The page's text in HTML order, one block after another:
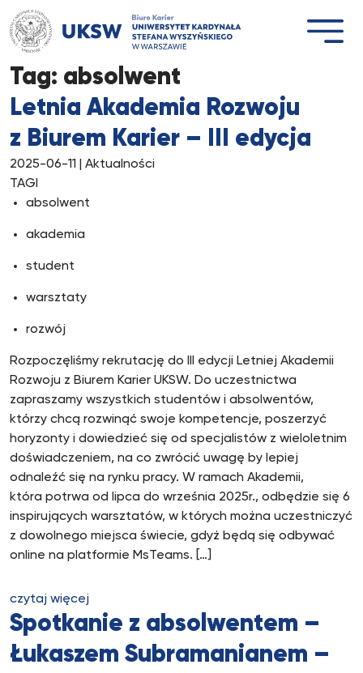
Przejdź
do
treści
Tag: absolwent
Letnia Akademia Rozwoju
z Biurem Karier – III edycja
2025-06-11
| Aktualności
TAGI
absolwent
akademia
student
warsztaty
rozwój
Rozpoczęliśmy rekrutację do III edycji Letniej Akademii
Rozwoju z Biurem Karier UKSW. Do uczestnictwa
zapraszamy wszystkich studentów i absolwentów,
którzy chcą rozwinąć swoje kompetencje, poszerzyć
horyzonty i dowiedzieć się od specjalistów z wieloletnim
doświadczeniem, na co zwrócić uwagę by lepiej
odnaleźć się na rynku pracy. W ramach Akademii,
która potrwa od lipca do września 2025r., odbędzie się 6
inspirujących warsztatów, w których można uczestniczyć
z dowolnego miejsca świecie, gdyż będą się odbywać
online na platformie MsTeams. […]
czytaj więcej
Spotkanie z absolwentem –
Łukaszem Subramanianem –